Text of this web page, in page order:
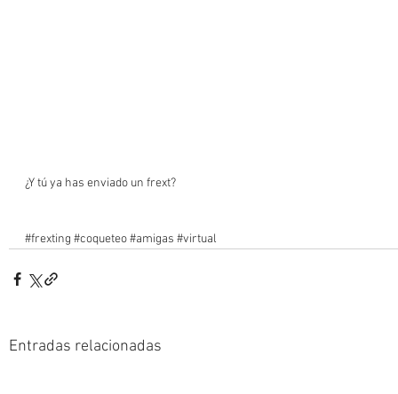
¿Y tú ya has enviado un frext?
#frexting #coqueteo#amigas #virtual
Entradas relacionadas